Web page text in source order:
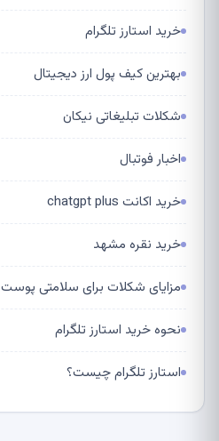
خرید استارز تلگرام
بهترین کیف پول ارز دیجیتال
شکلات تبلیغاتی نیکان
اخبار فوتبال
خرید اکانت chatgpt plus
خرید نقره مشهد
مزایای شکلات برای سلامتی پوست
نحوه خرید استارز تلگرام
استارز تلگرام چیست؟